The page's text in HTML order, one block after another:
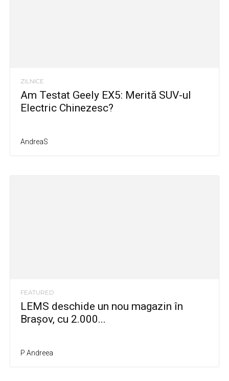
ZILNICE
Am Testat Geely EX5: Merită SUV-ul
Electric Chinezesc?
AndreaS
FEATURED
LEMS deschide un nou magazin în
Brașov, cu 2.000...
P Andreea